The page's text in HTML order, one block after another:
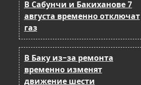
В Сабунчи и Бакиханове 7
августа временно отключат
газ
В Баку из-за ремонта
временно изменят
движение шести